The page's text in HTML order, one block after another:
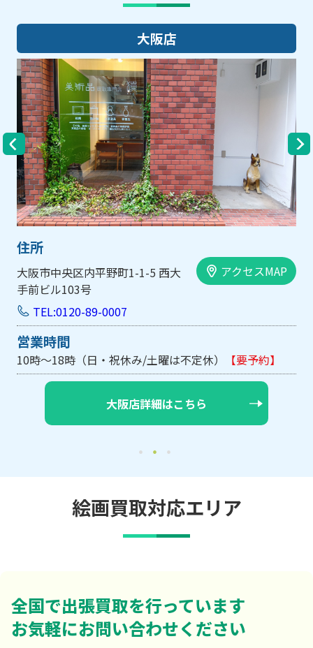
大阪店
住所
大阪市中央区内平野町1-1-5 西大
手前ビル103号
アクセスMAP
TEL:0120-89-0007
営業時間
10時～18時（日・祝休み/土曜は不定休） 【要予約】
大阪店詳細はこちら
絵画買取対応エリア
全国で出張買取を行っています
お気軽にお問い合わせください